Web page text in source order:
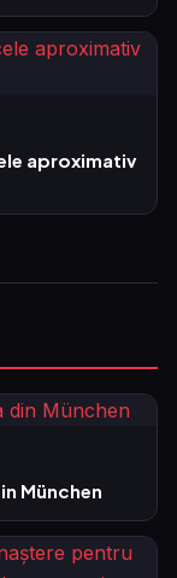
aproximativ
München